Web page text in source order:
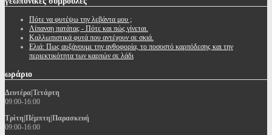
Πότε να φυτέψω την λεβάντα μου ;
Λίπανση πατάτας - Πότε και πώς γίνεται.
Καλλωπιστικά φυτά που αντέχουν σε σκιά.
Ελιά: Πως αυξάνουμε την ανθοφορία, το ποσοστό καρπόδεσης και την
περιεκτικότητα των καρπών σε λάδι
ωράριο
Δευτέρα|Τετάρτη
09:00-16:00
Τρίτη|Πέμπτη|Παρασκευή
09:00-16:00